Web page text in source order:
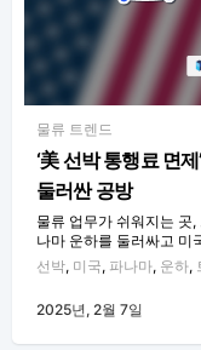
물류 트렌드
‘美 선박 통행료 면
둘러싼 공방
물류 업무가 쉬워지는 곳
나마 운하를 둘러싸고 미
선박, 미국, 파나마, 운하,
2025년, 2월 7일